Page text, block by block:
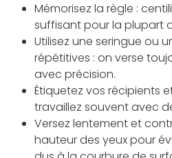
Mémorisez la règle :
suffisant pour la plupart
Utilisez une seringue ou
répétitives : on verse
avec précision.
Étiquetez vos récipients
travaillez souvent avec
Versez lentement et
hauteur des yeux pour